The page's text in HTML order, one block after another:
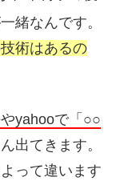
緒なんです。
術はあるの
yahooで「○○
出てきます。
って違います